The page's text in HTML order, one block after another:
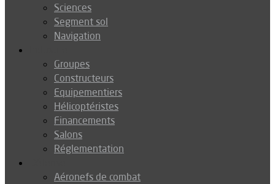
Sciences
Segment sol
Navigation
Groupes
Constructeurs
Equipementiers
Hélicoptéristes
Financements
Salons
Réglementation
Aéronefs de combat